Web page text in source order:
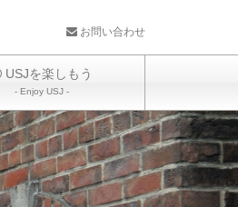
お問い合わせ
USJを楽しもう
- Enjoy USJ -